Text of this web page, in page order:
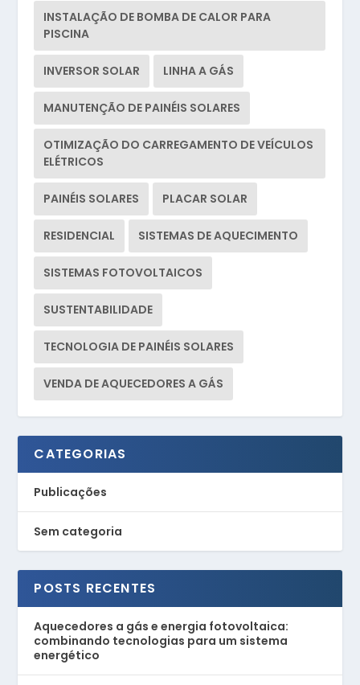
INSTALAÇÃO DE BOMBA DE CALOR PARA
PISCINA
INVERSOR SOLAR LINHA A GÁS
MANUTENÇÃO DE PAINÉIS SOLARES
OTIMIZAÇÃO DO CARREGAMENTO DE VEÍCULOS
ELÉTRICOS
PAINÉIS SOLARES PLACAR SOLAR
RESIDENCIAL SISTEMAS DE AQUECIMENTO
SISTEMAS FOTOVOLTAICOS
SUSTENTABILIDADE
TECNOLOGIA DE PAINÉIS SOLARES
VENDA DE AQUECEDORES A GÁS
CATEGORIAS
Publicações
Sem categoria
POSTS RECENTES
Aquecedores a gás e energia fotovoltaica:
combinando tecnologias para um sistema
energético